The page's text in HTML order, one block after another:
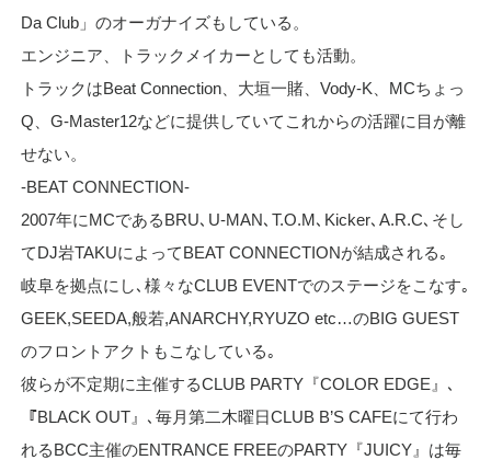
Da Club」のオーガナイズもしている。
エンジニア、トラックメイカーとしても活動。
トラックはBeat Connection、大垣一賭、Vody-K、MCちょっ
Q、G-Master12などに提供していてこれからの活躍に目が離
せない。
-BEAT CONNECTION-
2007年にMCであるBRU､U-MAN､T.O.M､Kicker､A.R.C､そし
てDJ岩TAKUによってBEAT CONNECTIONが結成される｡
岐阜を拠点にし､様々なCLUB EVENTでのステージをこなす｡
GEEK,SEEDA,般若,ANARCHY,RYUZO etc…のBIG GUEST
のフロントアクトもこなしている｡
彼らが不定期に主催するCLUB PARTY『COLOR EDGE』､
『BLACK OUT』､毎月第二木曜日CLUB B’S CAFEにて行わ
れるBCC主催のENTRANCE FREEのPARTY『JUICY』は毎